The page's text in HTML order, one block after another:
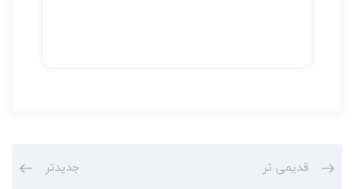
قدیمی تر جدیدتر